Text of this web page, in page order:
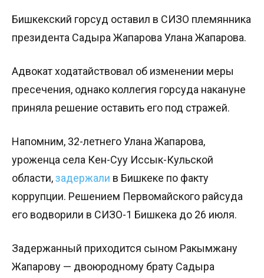
Бишкекский горсуд оставил в СИЗО племянника
президента Садыра Жапарова Улана Жапарова.
Адвокат ходатайствовал об изменении меры
пресечения, однако коллегия горсуда накануне
приняла решение оставить его под стражей.
Напомним, 32-летнего Улана Жапарова,
уроженца села Кен-Суу Иссык-Кульской
области,задержали в Бишкеке по факту
коррупции. Решением Первомайского райсуда
его водворили в СИЗО-1 Бишкека до 26 июля.
Задержанный приходится сыном Ракымжану
Жапарову — двоюродному брату Садыра